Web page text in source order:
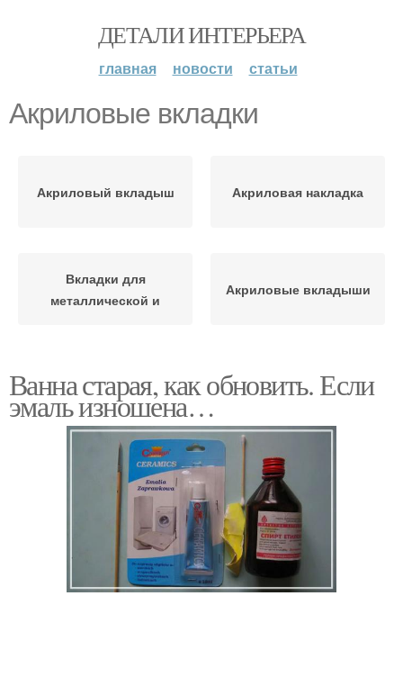
ДЕТАЛИ ИНТЕРЬЕРА
главная новости статьи
Акриловые вкладки
Акриловый вкладыш Акриловая накладка
Вкладки для
металлической и
Акриловые вкладыши
Ванна старая, как обновить. Если
эмаль изношена…